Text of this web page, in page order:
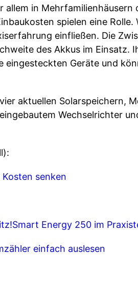
in Mehrfamilienhäusern
spielen eine Rolle.
einfließen. Die
des Akkus im Einsatz.
eingesteckten Geräte und
aktuellen Solarspeichern,
Wechselrichter
senken
Energy 250 im
einfach auslesen